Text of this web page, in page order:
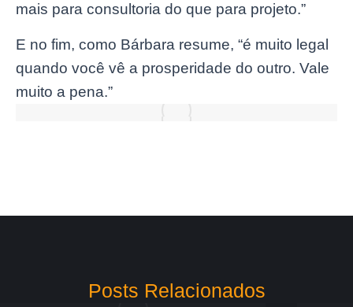
mais para consultoria do que para projeto.”
E no fim, como Bárbara resume, “é muito legal
quando você vê a prosperidade do outro. Vale
muito a pena.”
Posts Relacionados